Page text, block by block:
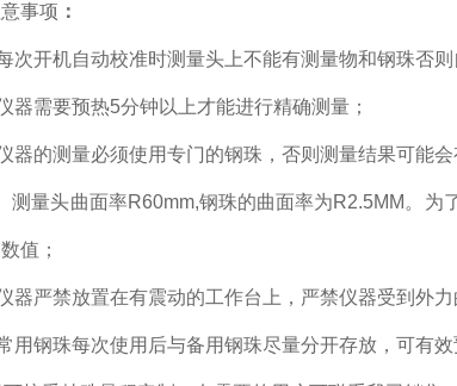
事项 ：
次开机自动校准时测量头上不能有测量物和钢珠否则
器需要预热5分钟以上才能进行精确测量；
器的测量必须使用专门的钢珠，否则测量结果可能会
测量头曲面率R60mm,钢珠的曲面率为R2.5MM。为
值；
器严禁放置在有震动的工作台上 ，严禁仪器受到外
用钢珠每次使用后与备用钢珠尽量分开存放，可有效